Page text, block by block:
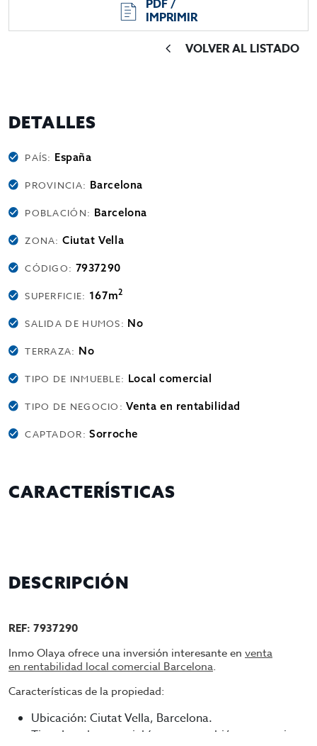
PDF /
IMPRIMIR
VOLVER AL LISTADO
DETALLES
PAÍS: España
PROVINCIA: Barcelona
POBLACIÓN: Barcelona
ZONA:Ciutat Vella
CÓDIGO: 7937290
SUPERFICIE: 167m2
SALIDA DE HUMOS: No
TERRAZA: No
TIPO DE INMUEBLE: Local comercial
TIPO DE NEGOCIO:Venta en rentabilidad
CAPTADOR:Sorroche
CARACTERÍSTICAS
DESCRIPCIÓN
REF: 7937290
Inmo Olaya ofrece una inversión interesante en venta
en rentabilidad local comercial Barcelona.
Características de la propiedad:
Ubicación: Ciutat Vella, Barcelona.
Tipo: Local comercial (aunque también se menciona